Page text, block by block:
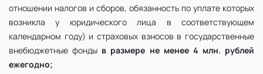
отношении налогов и сборов, обязанность по уплате которых
возникла у юридического лица в соответствующем
календарном году) и страховых взносов в государственные
внебюджетные фонды в размере не менее 4 млн. рублей
ежегодно;